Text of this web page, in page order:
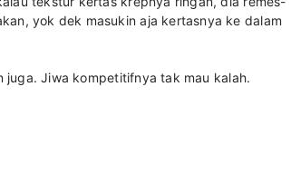
yok dek masukin aja kertasnya ke dalam
juga. Jiwa kompetitifnya tak mau kalah.